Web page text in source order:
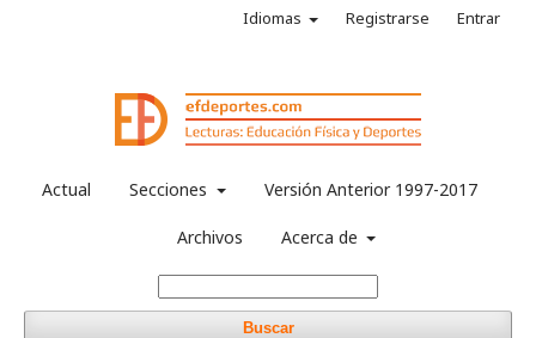
Actual Secciones Versión Anterior 1997-2017
Archivos Acerca de
Buscar
Idiomas Registrarse Entrar